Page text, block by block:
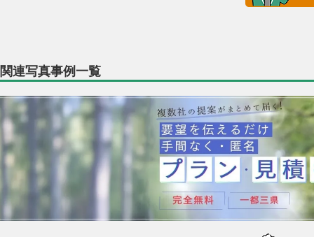
関連写真事例一覧